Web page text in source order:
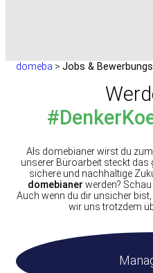
domeba > Jobs &
Als domebianer wirst du
unserer Büroarbeit steckt das
sichere und nachhaltige
domebianer werden?
Auch wenn du dir unsicher
wir uns trotzdem